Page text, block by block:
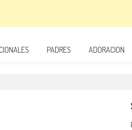
PADRES ADORACION